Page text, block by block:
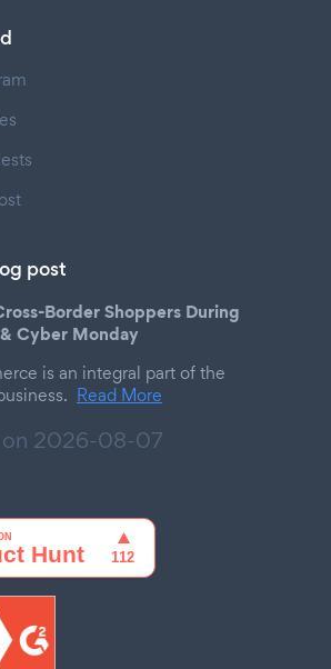
post
Border Shoppers During
Cyber Monday
is an integral part of the
Read More
2026-08-07